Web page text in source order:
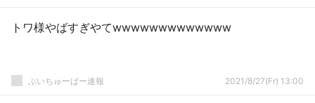
トワ様やばすぎやてwwwwwwwwwwwww
ぶいちゅーばー速報 2021/8/27(Fr) 13:00